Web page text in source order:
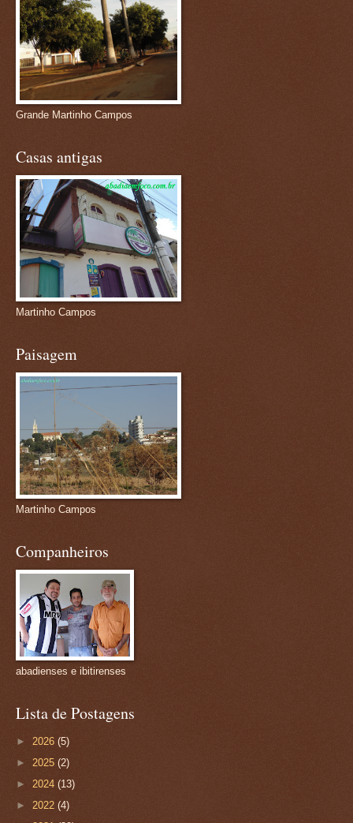
Grande Martinho Campos
Casas antigas
Martinho Campos
Paisagem
Martinho Campos
Companheiros
abadienses e ibitirenses
Lista de Postagens
► 2026 (5)
► 2025 (2)
► 2024 (13)
► 2022 (4)